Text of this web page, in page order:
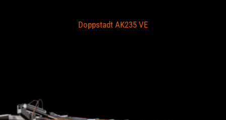
Doppstadt AK235 VE